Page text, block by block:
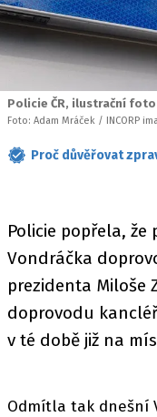
Policie ČR, ilustrační foto
Foto: Adam Mráček / INCORP
Proč důvěřovat
Policie popřela, že
Vondráčka
prezidenta Miloše
doprovodu
v té době již na
Odmítla tak dnešní